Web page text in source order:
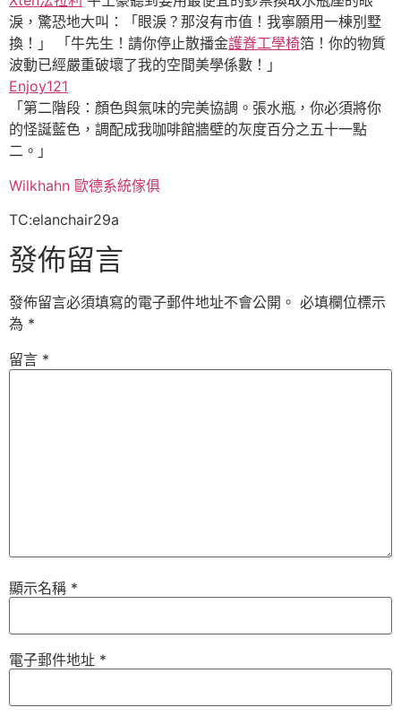
淚，驚恐地大叫：「眼淚？那沒有市值！我寧願用一棟別墅
換！」 「牛先生！請你停止散播金護脊工學椅箔！你的物質
波動已經嚴重破壞了我的空間美學係數！」
Enjoy121
「第二階段：顏色與氣味的完美協調。張水瓶，你必須將你
的怪誕藍色，調配成我咖啡館牆壁的灰度百分之五十一點
二。」
Wilkhahn 歐德系統傢俱
TC:elanchair29a
發佈留言
發佈留言必須填寫的電子郵件地址不會公開。 必填欄位標示
為 *
留言 *
顯示名稱 *
電子郵件地址 *